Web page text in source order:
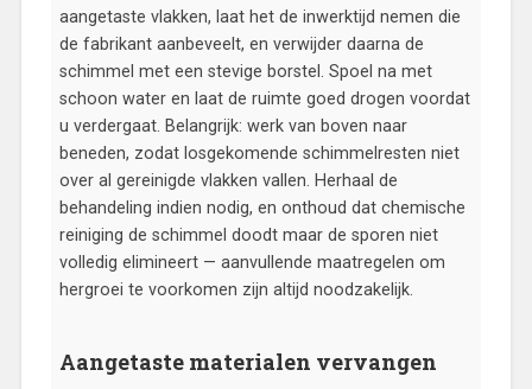
aangetaste vlakken, laat het de inwerktijd nemen die
de fabrikant aanbeveelt, en verwijder daarna de
schimmel met een stevige borstel. Spoel na met
schoon water en laat de ruimte goed drogen voordat
u verdergaat. Belangrijk: werk van boven naar
beneden, zodat losgekomende schimmelresten niet
over al gereinigde vlakken vallen. Herhaal de
behandeling indien nodig, en onthoud dat chemische
reiniging de schimmel doodt maar de sporen niet
volledig elimineert — aanvullende maatregelen om
hergroei te voorkomen zijn altijd noodzakelijk.
Aangetaste materialen vervangen